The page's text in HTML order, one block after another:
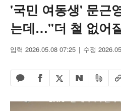
'국민 여동생' 문근
는데…"더 철 없어
입력 2026.05.08 07:25 수정
카카오톡 공유하기
페이스북 공유하기
엑스 공유하기
네이버 공유하
밴드